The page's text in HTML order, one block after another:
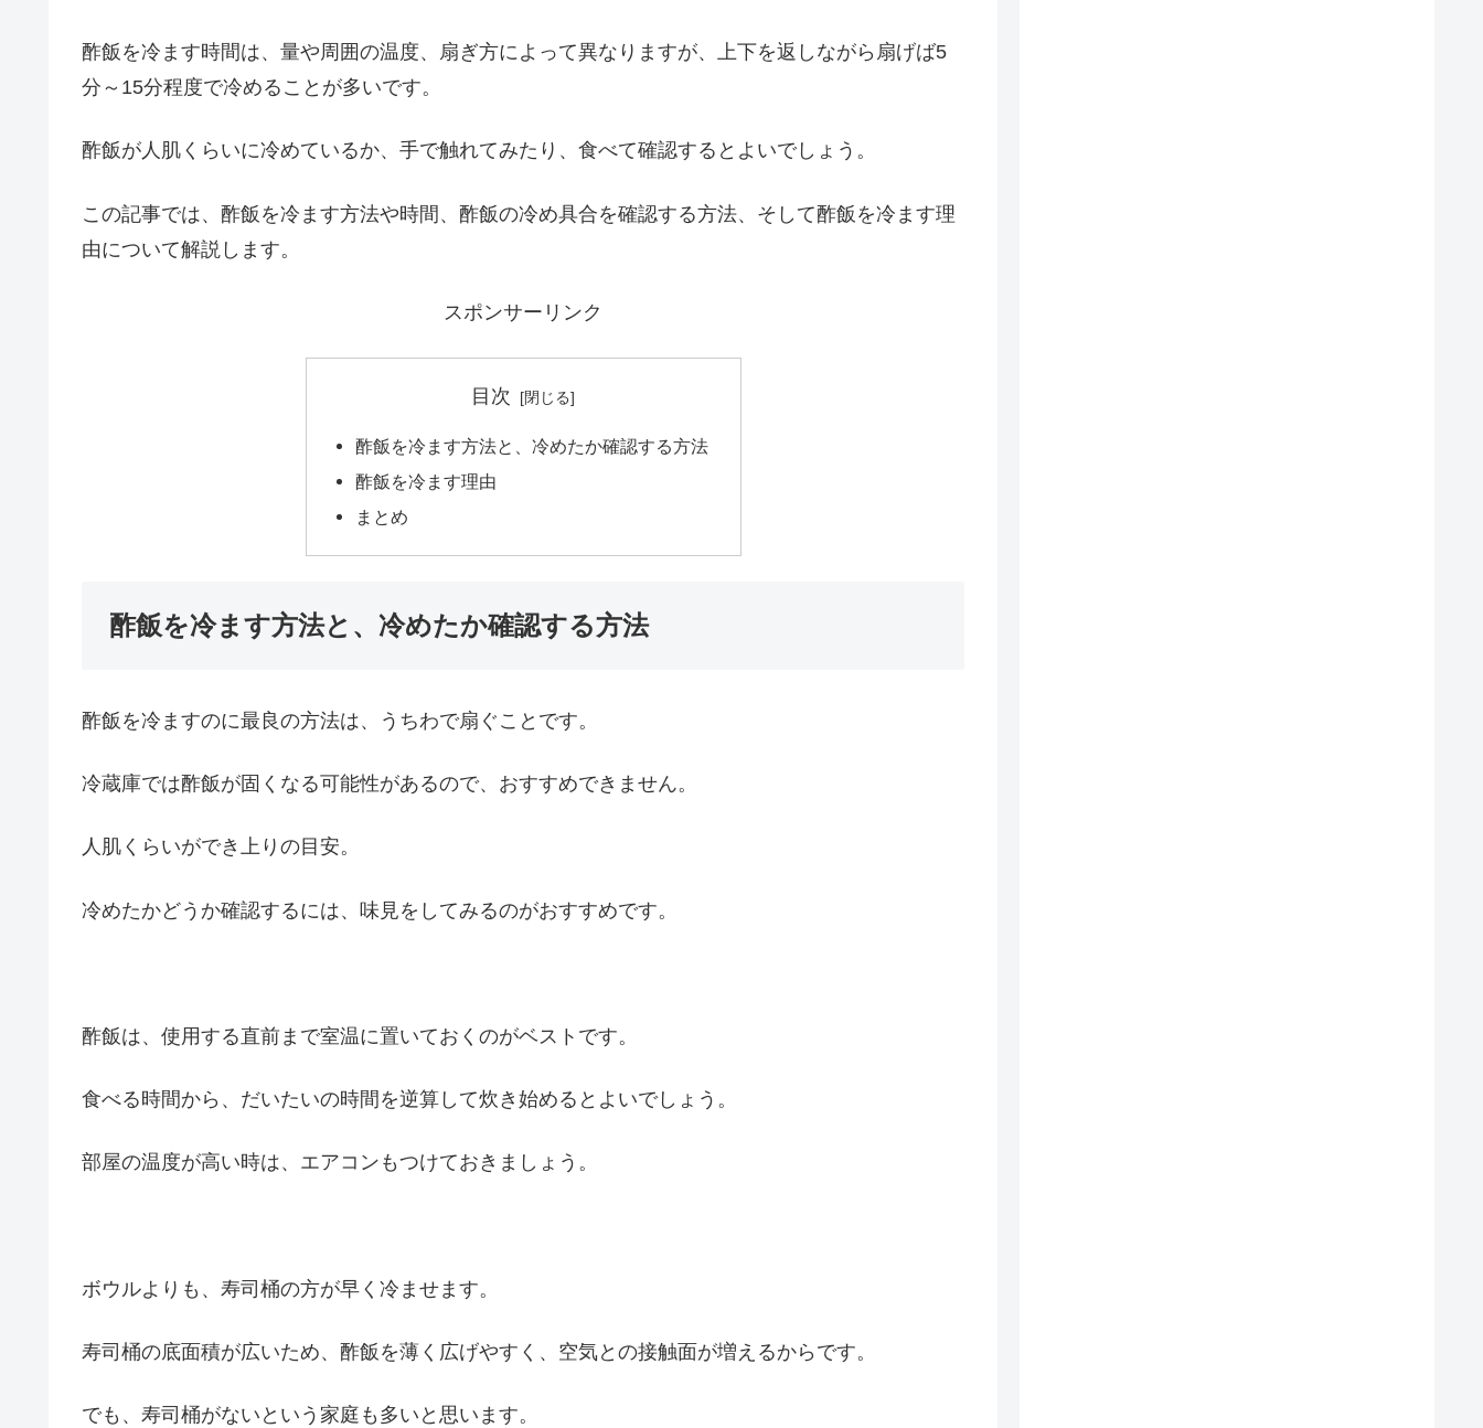
酢飯を冷ます時間は、量や周囲の温度、扇ぎ方によって異なりますが、上下を返しながら扇げば5
分～15分程度で冷めることが多いです。
酢飯が人肌くらいに冷めているか、手で触れてみたり、食べて確認するとよいでしょう。
この記事では、酢飯を冷ます方法や時間、酢飯の冷め具合を確認する方法、そして酢飯を冷ます理
由について解説します。
スポンサーリンク
目次
酢飯を冷ます方法と、冷めたか確認する方法
酢飯を冷ます理由
まとめ
酢飯を冷ます方法と、冷めたか確認する方法
酢飯を冷ますのに最良の方法は、うちわで扇ぐことです。
冷蔵庫では酢飯が固くなる可能性があるので、おすすめできません。
人肌くらいができ上りの目安。
冷めたかどうか確認するには、味見をしてみるのがおすすめです。
酢飯は、使用する直前まで室温に置いておくのがベストです。
食べる時間から、だいたいの時間を逆算して炊き始めるとよいでしょう。
部屋の温度が高い時は、エアコンもつけておきましょう。
ボウルよりも、寿司桶の方が早く冷ませます。
寿司桶の底面積が広いため、酢飯を薄く広げやすく、空気との接触面が増えるからです。
でも、寿司桶がないという家庭も多いと思います。